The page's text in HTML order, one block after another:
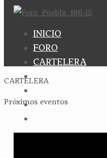
INICIO
FORO
CARTELERA
GALERÍA
BLOG
CARTELERA
Próximos eventos